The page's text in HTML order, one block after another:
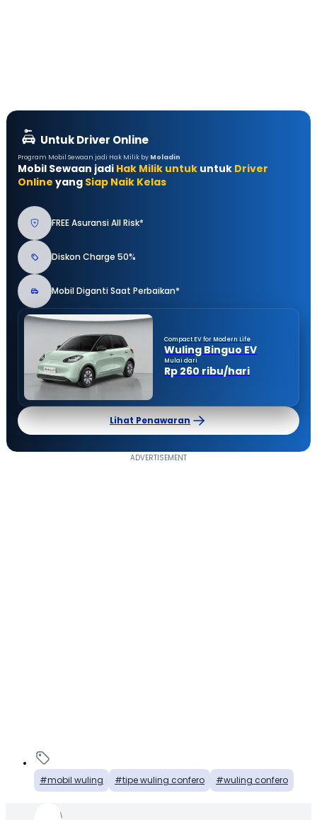
Untuk Driver Online
Program Mobil Sewaan jadi Hak Milik by Moladin
Mobil Sewaan jadi Hak Milik untuk untuk Driver
Online yang Siap Naik Kelas
FREE Asuransi All Risk*
Diskon Charge 50%
Mobil Diganti Saat Perbaikan*
Compact EV for Modern Life
Wuling Binguo EV
Mulai dari
Rp 260 ribu/hari
Lihat Penawaran
mobil wuling tipe wuling confero wuling confero